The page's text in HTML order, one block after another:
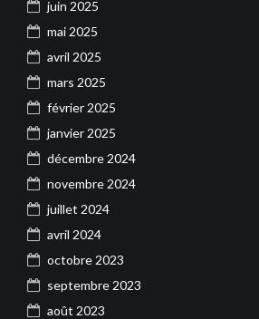
juin 2025
mai 2025
avril 2025
mars 2025
février 2025
janvier 2025
décembre 2024
novembre 2024
juillet 2024
avril 2024
octobre 2023
septembre 2023
août 2023